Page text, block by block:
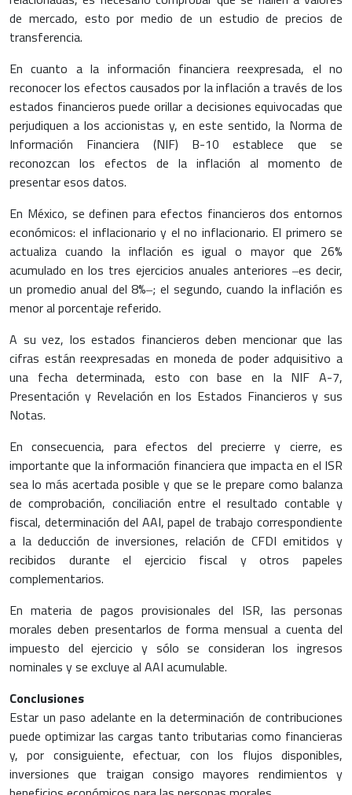
de mercado, esto por medio de un estudio de precios de
transferencia.
En cuanto a la información financiera reexpresada, el no
reconocer los efectos causados por la inflación a través de los
estados financieros puede orillar a decisiones equivocadas que
perjudiquen a los accionistas y, en este sentido, la Norma de
Información Financiera (NIF) B-10 establece que se
reconozcan los efectos de la inflación al momento de
presentar esos datos.
En México, se definen para efectos financieros dos entornos
económicos: el inflacionario y el no inflacionario. El primero se
actualiza cuando la inflación es igual o mayor que 26%
acumulado en los tres ejercicios anuales anteriores ‒es decir,
un promedio anual del 8%‒; el segundo, cuando la inflación es
menor al porcentaje referido.
A su vez, los estados financieros deben mencionar que las
cifras están reexpresadas en moneda de poder adquisitivo a
una fecha determinada, esto con base en la NIF A-7,
Presentación y Revelación en los Estados Financieros y sus
Notas.
En consecuencia, para efectos del precierre y cierre, es
importante que la información financiera que impacta en el ISR
sea lo más acertada posible y que se le prepare como balanza
de comprobación, conciliación entre el resultado contable y
fiscal, determinación del AAI, papel de trabajo correspondiente
a la deducción de inversiones, relación de CFDI emitidos y
recibidos durante el ejercicio fiscal y otros papeles
complementarios.
En materia de pagos provisionales del ISR, las personas
morales deben presentarlos de forma mensual a cuenta del
impuesto del ejercicio y sólo se consideran los ingresos
nominales y se excluye al AAI acumulable.
Conclusiones
Estar un paso adelante en la determinación de contribuciones
puede optimizar las cargas tanto tributarias como financieras
y, por consiguiente, efectuar, con los flujos disponibles,
inversiones que traigan consigo mayores rendimientos y